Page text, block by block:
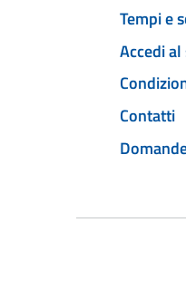
Tempi e
Accedi
Contatti